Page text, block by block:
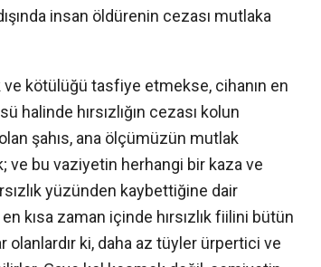
insan öldürenin cezası mutlaka
ve kötülüğü tasfiye etmekse, cihanın en
hırsızlığın cezası kolun
şahıs, ana ölçümüzün mutlak
bu vaziyetin herhangi bir kaza ve
yüzünden kaybettiğine dair
kısa zaman içinde hırsızlık fiilini bütün
ki, daha az tüyler ürpertici ve